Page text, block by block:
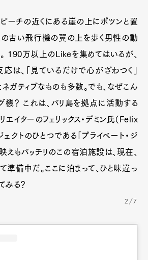
ビーチの近くにある崖の上にポツンと置
古い飛行機の翼の上を歩く男性の動
190万以上のLikeを集めてはいるが、
は、「見ているだけで心がざわつく」
ネガティブなものも多数。でも、なぜこん
機？ これは、バリ島を拠点に活動する
イターのフェリックス・デミン氏（Felix
クトのひとつである「プライベート・ジ
映えもバッチリのこの宿泊施設は、現在、
準備中だ。ここに泊まって、ひと味違っ
みる？
2/7